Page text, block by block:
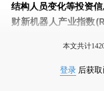
结构人员变化等投资信
财新机器人产业指数
本文共计
登录 后获